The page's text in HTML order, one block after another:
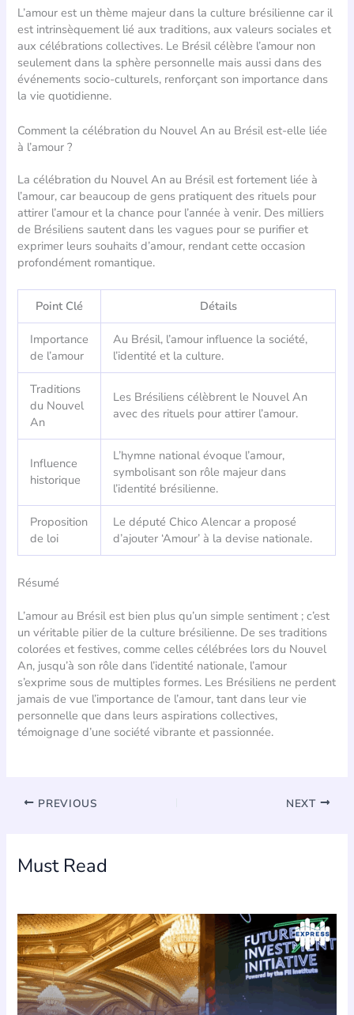
L’amour est un thème majeur dans la culture brésilienne car il
est intrinsèquement lié aux traditions, aux valeurs sociales et
aux célébrations collectives. Le Brésil célèbre l’amour non
seulement dans la sphère personnelle mais aussi dans des
événements socio-culturels, renforçant son importance dans
la vie quotidienne.
Comment la célébration du Nouvel An au Brésil est-elle liée
à l’amour ?
La célébration du Nouvel An au Brésil est fortement liée à
l’amour, car beaucoup de gens pratiquent des rituels pour
attirer l’amour et la chance pour l’année à venir. Des milliers
de Brésiliens sautent dans les vagues pour se purifier et
exprimer leurs souhaits d’amour, rendant cette occasion
profondément romantique.
Point Clé Détails
Importance
de l’amour
Au Brésil, l’amour influence la société,
l’identité et la culture.
Traditions
du Nouvel
An
Les Brésiliens célèbrent le Nouvel An
avec des rituels pour attirer l’amour.
Influence
historique
L’hymne national évoque l’amour,
symbolisant son rôle majeur dans
l’identité brésilienne.
Proposition
de loi
Le député Chico Alencar a proposé
d’ajouter ‘Amour’ à la devise nationale.
Résumé
L’amour au Brésil est bien plus qu’un simple sentiment ; c’est
un véritable pilier de la culture brésilienne. De ses traditions
colorées et festives, comme celles célébrées lors du Nouvel
An, jusqu’à son rôle dans l’identité nationale, l’amour
s’exprime sous de multiples formes. Les Brésiliens ne perdent
jamais de vue l’importance de l’amour, tant dans leur vie
personnelle que dans leurs aspirations collectives,
témoignage d’une société vibrante et passionnée.
PREVIOUS NEXT
Must Read